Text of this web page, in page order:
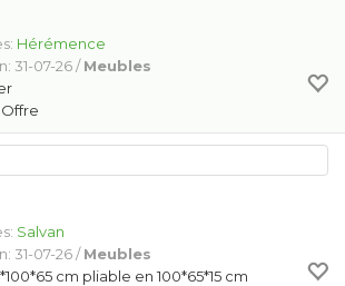
Hérémence
31-07-26 /Meubles
Offre
Salvan
31-07-26 /Meubles
cm pliable en 100*65*15 cm